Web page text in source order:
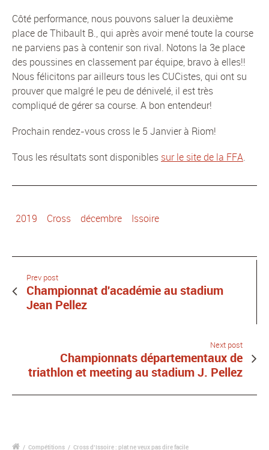
Côté performance, nous pouvons saluer la deuxième
place de Thibault B., qui après avoir mené toute la course
ne parviens pas à contenir son rival. Notons la 3e place
des poussines en classement par équipe, bravo à elles!!
Nous félicitons par ailleurs tous les CUCistes, qui ont su
prouver que malgré le peu de dénivelé, il est très
compliqué de gérer sa course. A bon entendeur!
Prochain rendez-vous cross le 5 Janvier à Riom!
Tous les résultats sont disponibles sur le site de la FFA.
2019 Cross décembre Issoire
Prev post
Championnat d'académie au stadium
Jean Pellez
Next post
Championnats départementaux de
triathlon et meeting au stadium J. Pellez
/ Compétitions / Cross d’Issoire : plat ne veux pas dire facile